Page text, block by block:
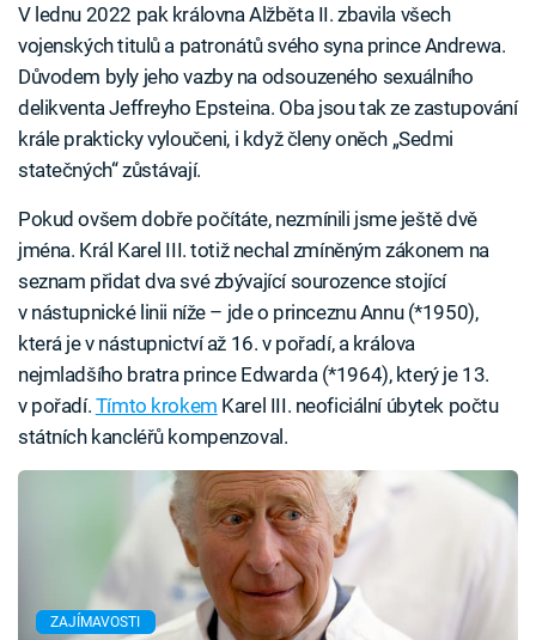
V lednu 2022 pak královna Alžběta II. zbavila všech
vojenských titulů a patronátů svého syna prince Andrewa.
Důvodem byly jeho vazby na odsouzeného sexuálního
delikventa Jeffreyho Epsteina. Oba jsou tak ze zastupování
krále prakticky vyloučeni, i když členy oněch „Sedmi
statečných“ zůstávají.
Pokud ovšem dobře počítáte, nezmínili jsme ještě dvě
jména. Král Karel III. totiž nechal zmíněným zákonem na
seznam přidat dva své zbývající sourozence stojící
v nástupnické linii níže – jde o princeznu Annu (*1950),
která je v nástupnictví až 16. v pořadí, a králova
nejmladšího bratra prince Edwarda (*1964), který je 13.
v pořadí. Tímto krokem Karel III. neoficiální úbytek počtu
státních kancléřů kompenzoval.
ZAJÍMAVOSTI